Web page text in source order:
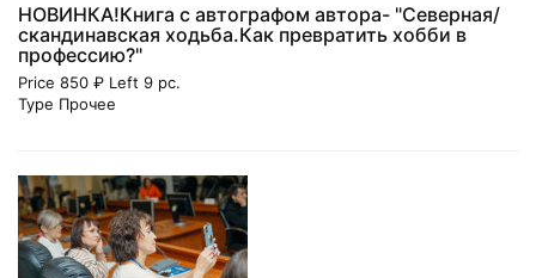
НОВИНКА!Книга с автографом автора- "Северная/
скандинавская ходьба.Как превратить хобби в
профессию?"
Price 850 ₽ Left 9 pc.
Type Прочее